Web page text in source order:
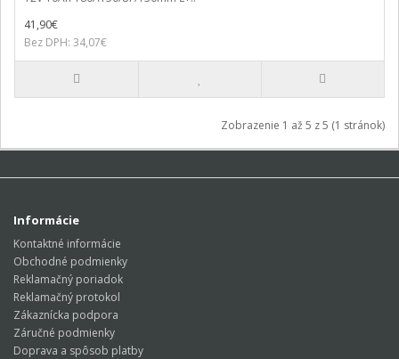
41,90€
Bez DPH: 34,07€
Zobrazenie 1 až 5 z 5 (1 stránok)
Informácie
Kontaktné informácie
Obchodné podmienky
Reklamačný poriadok
Reklamačný protokol
Zákaznícka podpora
Záručné podmienky
Doprava a spôsob platby